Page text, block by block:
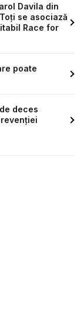
Davila din
se asociază
Race for
poate
deces